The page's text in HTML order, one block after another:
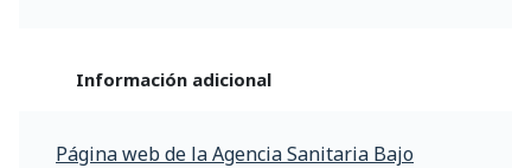
Información adicional
Página web de la Agencia Sanitaria Bajo